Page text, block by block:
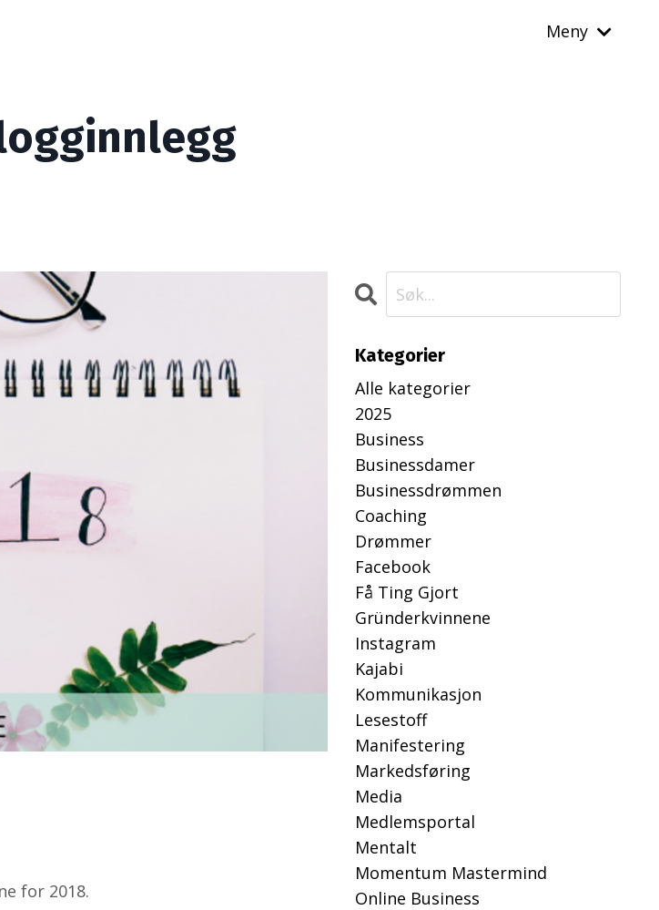
Meny
for 2018.
Kategorier
Alle kategorier
2025
Business
Businessdamer
Businessdrømmen
Coaching
Drømmer
Facebook
Få Ting Gjort
Gründerkvinnene
Instagram
Kajabi
Kommunikasjon
Lesestoff
Manifestering
Markedsføring
Media
Medlemsportal
Mentalt
Momentum Mastermind
Online Business